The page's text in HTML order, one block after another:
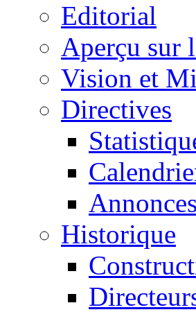
Editorial
Aperçu sur
Vision et
Directives
Annonces
Historique